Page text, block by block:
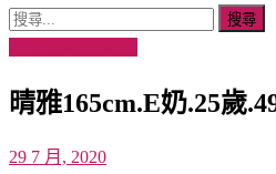
搜
鍵
晴雅165cm.E奶.25歲
29 7 月, 2020